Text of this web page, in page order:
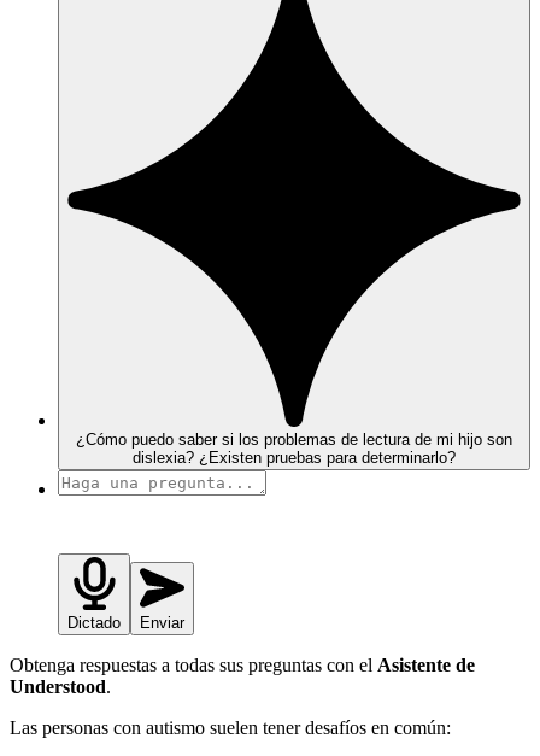
¿Cómo puedo saber si los problemas de lectura de mi hijo son
dislexia? ¿Existen pruebas para determinarlo?
Dictado Enviar
Obtenga respuestas a todas sus preguntas con el Asistente de
Understood.
Las personas con autismo suelen tener desafíos en común: